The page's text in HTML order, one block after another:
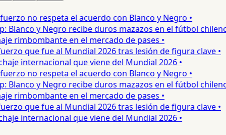
no respeta el acuerdo con Blanco y Negro •
y Negro recibe duros mazazos en el fútbol chileno •
rimbombante en el mercado de pases •
que fue al Mundial 2026 tras lesión de figura clave •
internacional que viene del Mundial 2026 •
no respeta el acuerdo con Blanco y Negro •
y Negro recibe duros mazazos en el fútbol chileno •
rimbombante en el mercado de pases •
que fue al Mundial 2026 tras lesión de figura clave •
internacional que viene del Mundial 2026 •